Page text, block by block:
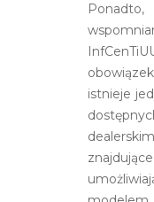
istnieje